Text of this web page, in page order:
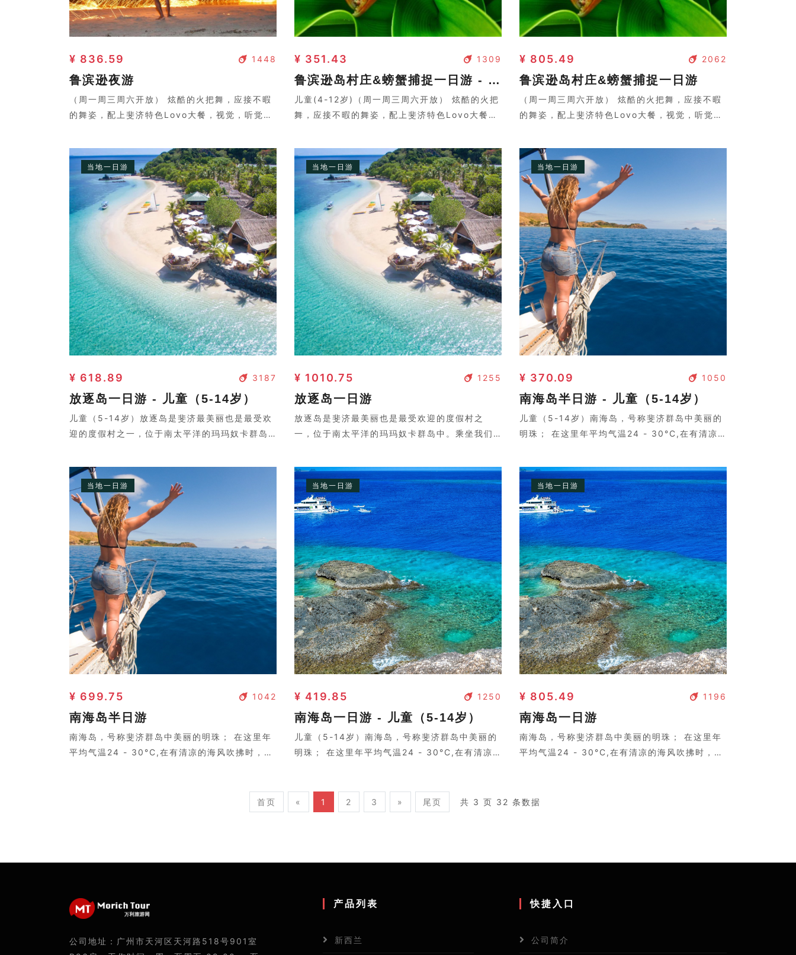
1448
¥ 836.59
鲁滨逊夜游
（周一周三周六开放） 炫酷的火把舞，应接不暇
的舞姿，配上斐济特色Lovo大餐，视觉，听觉，
1309
¥ 351.43
鲁滨逊岛村庄&螃蟹捕捉一日游 - 儿童(4-12岁)
儿童(4-12岁)（周一周三周六开放） 炫酷的火把
舞，应接不暇的舞姿，配上斐济特色Lovo大餐，
2062
¥ 805.49
鲁滨逊岛村庄&螃蟹捕捉一日游
（周一周三周六开放） 炫酷的火把舞，应接不暇
的舞姿，配上斐济特色Lovo大餐，视觉，听觉，
当地一日游
3187
¥ 618.89
放逐岛一日游 - 儿童（5-14岁）
儿童（5-14岁）放逐岛是斐济最美丽也是最受欢
迎的度假村之一，位于南太平洋的玛玛奴卡群岛
乘客。抵达岛上时，您会看到度假村的美丽景色
向您徐徐展开，受到热情欢迎。您将在岛上度过5
小时，期间可以在两个沙滩之一的椰树下慵懒地
晒太阳，或者在清澈见底的海水中浮潜，欣赏珊
瑚礁的迷人风光。
当地一日游
1255
¥ 1010.75
放逐岛一日游
放逐岛是斐济最美丽也是最受欢迎的度假村之
一，位于南太平洋的玛玛奴卡群岛中。乘坐我们
上时，您会看到度假村的美丽景色向您徐徐展
开，受到热情欢迎。您将在岛上度过5小时，期间
可以在两个沙滩之一的椰树下慵懒地晒太阳，或
者在清澈见底的海水中浮潜，欣赏珊瑚礁的迷人
风光。
当地一日游
1050
¥ 370.09
南海岛半日游 - 儿童（5-14岁）
儿童（5-14岁）南海岛，号称斐济群岛中美丽的
明珠； 在这里年平均气温24 - 30°C,在有清凉
电影中的场景没两样。
当地一日游
1042
¥ 699.75
南海岛半日游
南海岛，号称斐济群岛中美丽的明珠； 在这里年
平均气温24 - 30°C,在有清凉的海风吹拂时，让
当地一日游
1250
¥ 419.85
南海岛一日游 - 儿童（5-14岁）
儿童（5-14岁）南海岛，号称斐济群岛中美丽的
明珠； 在这里年平均气温24 - 30°C,在有清凉
电影中的场景没两样。
当地一日游
1196
¥ 805.49
南海岛一日游
南海岛，号称斐济群岛中美丽的明珠； 在这里年
平均气温24 - 30°C,在有清凉的海风吹拂时，让
样。
首页 « 1 2 3 » 尾页 共 3 页 32 条数据
公司地址：广州市天河区天河路518号901室
产品列表
新西兰
快捷入口
公司简介